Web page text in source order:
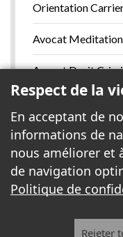
Orientation
Avocat
Avocat Droit
Bureau Enquete
Gestion
Voir la liste
Respect de la
En acceptant de
informations de
nous améliorer et
de navigation
Politique de
Rejeter